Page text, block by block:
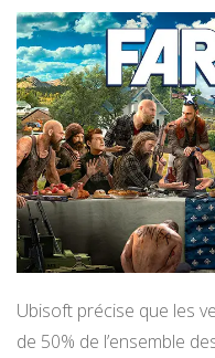
Ubisoft précise que les
de 50% de l’ensemble